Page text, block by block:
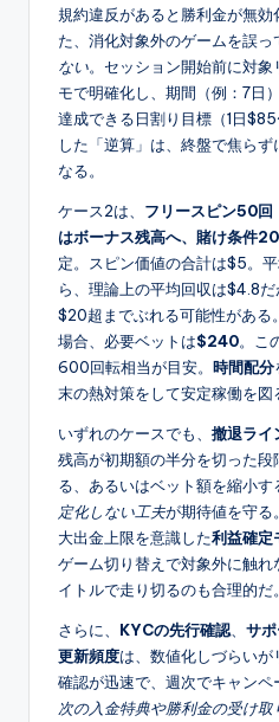
規約違反があると勝利金が無効
た、消化対象外のゲームを誤っ
ない。セッション開始前に対
モで明確化し、期間（例：7日
達成できる日割り目標（1日
した「逆算」は、終盤で焦ら
なる。
ケース2は、 フリースピン50回
はボーナス残高へ、賭け条件
定。スピン価値の合計は$5。
ら、理論上の平均回収は$4.8
$20超までぶれる可能性がある
場合、必要ベットは$240。こ
600回転相当が目安。 時間配分
末の熱対策をして安定稼働を図
いずれのケースでも、 撤退ライ
残高が初期額の半分を切った
る、あるいはベット額を縮小す
定化しない工夫が期待値を守る
大出金上限を意識した利益確定
ゲーム切り替えで対象外に触れ
イトルで走り切るのも合理的だ。
さらに、 KYCの先行確認 サ
更新頻度は、数値化しづらいが
確認が迅速で、週次でキャンペ
次の入金特典や勝利金の受け取